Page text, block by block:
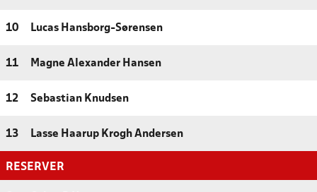
10 Lucas Hansborg-Sørensen
11 Magne Alexander Hansen
12 Sebastian Knudsen
13 Lasse Haarup Krogh Andersen
RESERVER